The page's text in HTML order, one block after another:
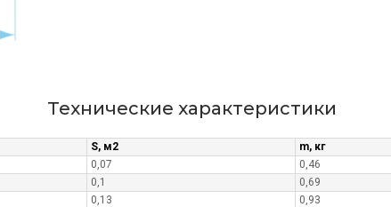
Технические характеристики
S, м2
m, кг
0,07
0,46
0,1
0,69
0,13
0,93